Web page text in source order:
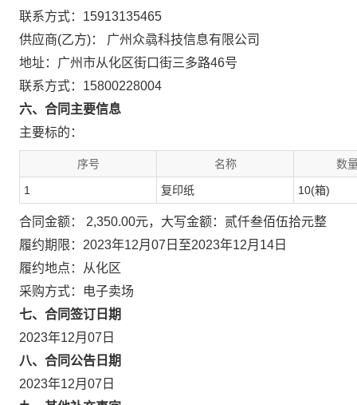
联系方式：15913135465
供应商(乙方)： 广州众骉科技信息有限公司
地址：广州市从化区街口街三多路46号
联系方式：15800228004
六、合同主要信息
主要标的：
序号 名称 数
1 复印纸 10(箱)
合同金额： 2,350.00元，大写金额：贰仟叁佰伍拾元整
履约期限：2023年12月07日至2023年12月14日
履约地点：从化区
采购方式：电子卖场
七、合同签订日期
2023年12月07日
八、合同公告日期
2023年12月07日